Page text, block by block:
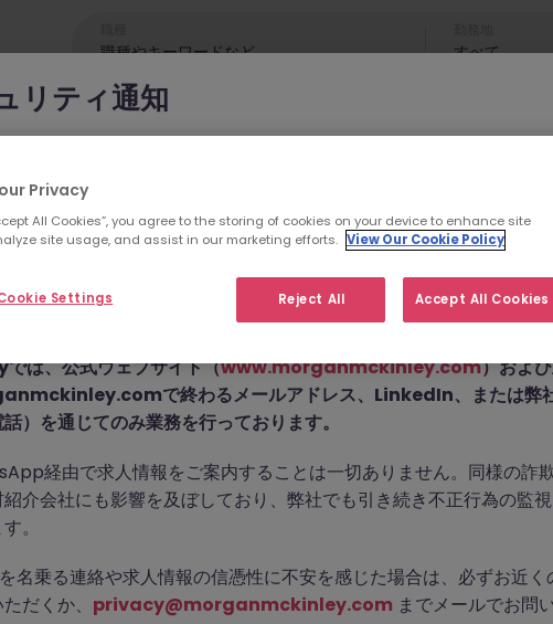
すべて
。こちらの求人の掲
た。
お探しの求人は掲載が終了しました。関連求人をご検討ください。
リティ通知
ランドやコンサルタントになりすまし、求職者を詐欺に巻き込もう
ます。
は偽のウェブサイトやドメイン（例：morganmckinleyjob.com
）を使用し、虚偽のソーシャルメディアプロフィールを作
メッセージアプリを通じて偽の求人情報を配信し、個人情報の提
金を請求しています。
は、公式ウェブサイト（www.morganmckinley.com）およ
で終わるメールアドレス、LinkedIn、または弊
）を通じてのみ業務を行っております。
経由で求人情報をご案内することは一切ありません。同様の詐
介会社にも影響を及ぼしており、弊社でも引き続き不正行為の監
。
乗る連絡や求人情報の信憑性に不安を感じた場合は、必ずお近く
だくか、 privacy@morganmckinley.com までメールでお問
Privacy
All Cookies”, you agree to the storing of cookies on your device to enhance site
site usage, and assist in our marketing efforts. View Our Cookie Policy
Reject All Accept All Cookies
Settings